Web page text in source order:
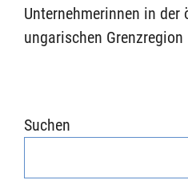
Unternehmerinnen in der
ungarischen Grenzregion
Suchen